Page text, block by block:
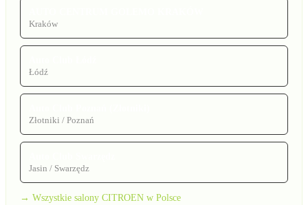
Kraków
Łódź
Złotniki / Poznań
Jasin / Swarzędz
→ Wszystkie salony CITROEN w Polsce